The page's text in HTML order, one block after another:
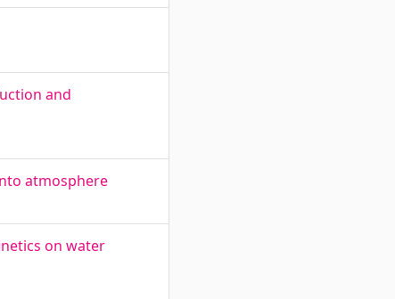
and
atmosphere
on water